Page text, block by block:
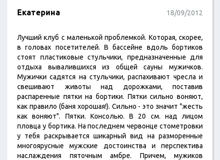
Екатерина 18/09/2012
Лучший клуб с маленькой проблемкой. Которая, скорее,
в головах посетителей. В бассейне вдоль бортиков
стоят пластиковые стульчики, предназначенные для
отдыха вывалившихся из общей сауны мужичков.
Мужички садятся на стульчики, распахивают чресла и
свешивают животы над дорожками, поставив
распаренные пятки на бортики. Пятки сильно воняют,
как правило (баня хорошая!). Сильно - это значит "жесть
как воняют". Пятки. Консолью. В 20 см. над лицом
пловца у бортика. На последнем червонце стометровки
у тебя раскрывается шикарный вид на разморенные
многоярусные мужские достоинства и перспектива
наслаждения пяточным амбре. Причем, мужиков